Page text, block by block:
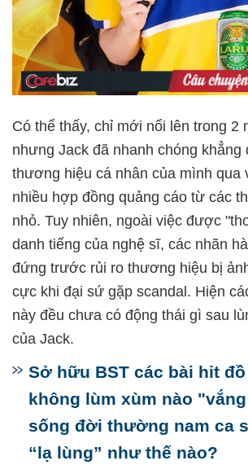
Có thể thấy, chỉ mới nổi lên trong 2
nhưng Jack đã nhanh chóng khẳng
thương hiệu cá nhân của mình qua
nhiều hợp đồng quảng cáo từ các
nhỏ. Tuy nhiên, ngoài việc được
danh tiếng của nghệ sĩ, các nhãn
đứng trước rủi ro thương hiệu bị
cực khi đại sứ gặp scandal. Hiện
này đều chưa có động thái gì sau
của Jack.
Sở hữu BST các bài hit
không lùm xùm nào
sống đời thường nam ca
“lạ lùng” như thế nào?